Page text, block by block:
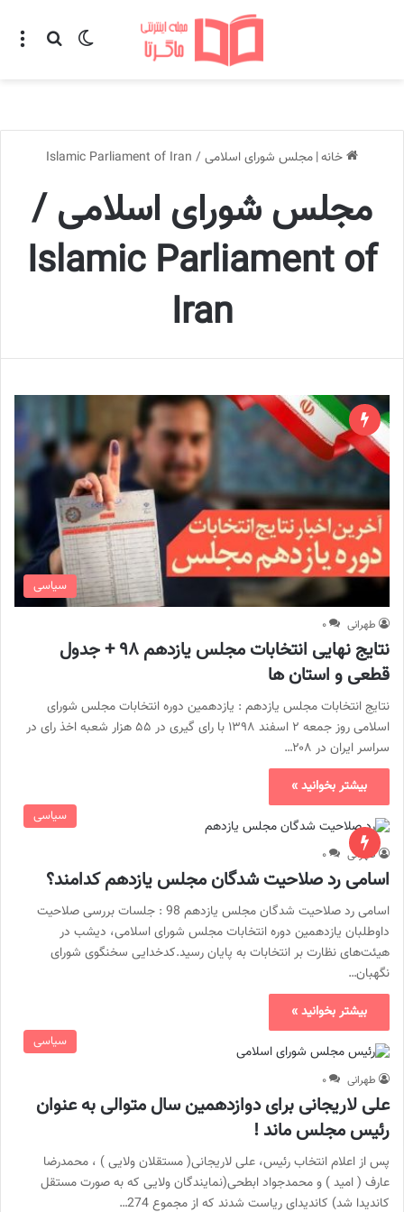
تغییر پوسته
خانه|مجلس شورای اسلامی / Islamic Parliament of Iran
مجلس شورای اسلامی /
Islamic Parliament of
Iran
سیاسی
طهرانی ۰
نتایج نهایی انتخابات مجلس یازدهم ۹۸ + جدول
قطعی و استان ها
نتایج انتخابات مجلس یازدهم : یازدهمین دوره انتخابات مجلس شورای
اسلامی روز جمعه ۲ اسفند ۱۳۹۸ با رای گیری در ۵۵ هزار شعبه اخذ رای در
سراسر ایران در ۲۰۸…
بیشتر بخوانید »
سیاسی
طهرانی ۰
اسامی رد صلاحیت شدگان مجلس یازدهم کدامند؟
اسامی رد صلاحیت شدگان مجلس یازدهم 98 : جلسات بررسی صلاحیت
داوطلبان یازدهمین دوره انتخابات مجلس شورای اسلامی، دیشب در
هیئت‌های نظارت بر انتخابات به پایان رسید.کدخدایی سخنگوی شورای
نگهبان…
بیشتر بخوانید »
سیاسی
طهرانی ۰
علی لاریجانی برای دوازدهمین سال متوالی به عنوان
رئیس مجلس ماند !
پس از اعلام انتخاب رئیس، علی لاریجانی( مستقلان ولایی ) ، محمدرضا
عارف ( امید ) و محمدجواد ابطحی(نمایندگان ولایی که به صورت مستقل
کاندیدا شد) کاندیدای ریاست شدند که از مجموع 274…